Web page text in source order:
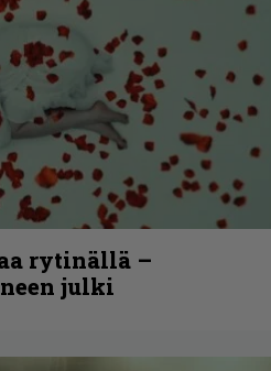
rytinällä –
julki